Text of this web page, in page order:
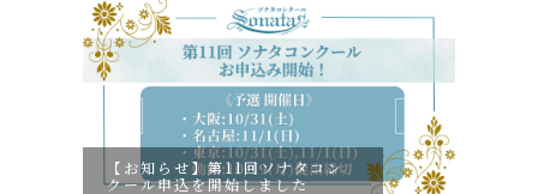
【お知らせ】第11回ソナタコン
クール申込を開始しました